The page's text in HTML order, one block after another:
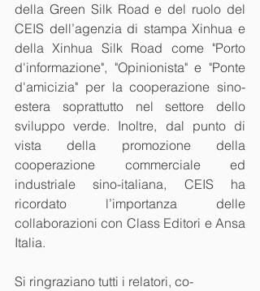
della Green Silk Road e del ruolo del
CEIS dell’agenzia di stampa Xinhua e
della Xinhua Silk Road come "Porto
d'informazione", "Opinionista" e "Ponte
d'amicizia" per la cooperazione sino-
estera soprattutto nel settore dello
sviluppo verde. Inoltre, dal punto di
vista della promozione della
cooperazione commerciale ed
industriale sino-italiana, CEIS ha
ricordato l’importanza delle
collaborazioni con Class Editori e Ansa
Italia.
Si ringraziano tutti i relatori, co-